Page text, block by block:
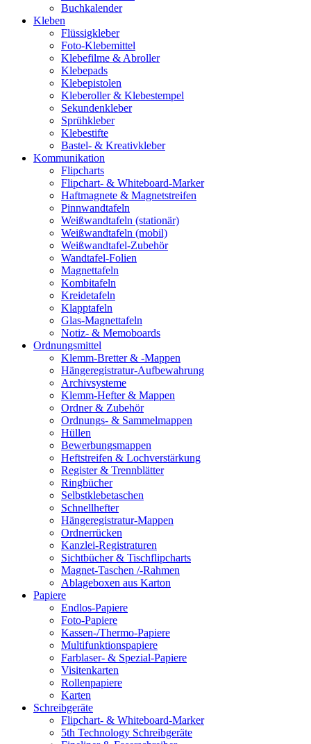
Buchkalender
Kleben
Flüssigkleber
Foto-Klebemittel
Klebefilme & Abroller
Klebepads
Klebepistolen
Kleberoller & Klebestempel
Sekundenkleber
Sprühkleber
Klebestifte
Bastel- & Kreativkleber
Kommunikation
Flipcharts
Flipchart- & Whiteboard-Marker
Haftmagnete & Magnetstreifen
Pinnwandtafeln
Weißwandtafeln (stationär)
Weißwandtafeln (mobil)
Weißwandtafel-Zubehör
Wandtafel-Folien
Magnettafeln
Kombitafeln
Kreidetafeln
Klapptafeln
Glas-Magnettafeln
Notiz- & Memoboards
Ordnungsmittel
Klemm-Bretter & -Mappen
Hängeregistratur-Aufbewahrung
Archivsysteme
Klemm-Hefter & Mappen
Ordner & Zubehör
Ordnungs- & Sammelmappen
Hüllen
Bewerbungsmappen
Heftstreifen & Lochverstärkung
Register & Trennblätter
Ringbücher
Selbstklebetaschen
Schnellhefter
Hängeregistratur-Mappen
Ordnerrücken
Kanzlei-Registraturen
Sichtbücher & Tischflipcharts
Magnet-Taschen /-Rahmen
Ablageboxen aus Karton
Papiere
Endlos-Papiere
Foto-Papiere
Kassen-/Thermo-Papiere
Multifunktionspapiere
Farblaser- & Spezial-Papiere
Visitenkarten
Rollenpapiere
Karten
Schreibgeräte
Flipchart- & Whiteboard-Marker
5th Technology Schreibgeräte